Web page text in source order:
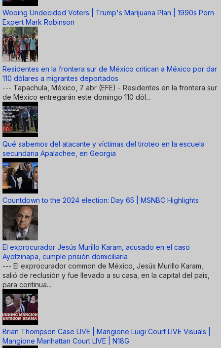
Wooing Undecided Voters | Trump's Marijuana Plan | 1990s Porn
Expert Mark Robinson
Residentes en la frontera sur de México critican a México por dar
110 dólares a migrantes deportados
--- Tapachula, México, 7 abr (EFE) - Residentes en la frontera sur
de México entregarán este domingo 110 dól...
Qué sabemos del atacante y víctimas del tiroteo en la escuela
secundaria Apalachee, en Georgia
Countdown to the 2024 election: Day 65 | MSNBC Highlights
El exprocurador Jesús Murillo Karam, acusado en el caso
Ayotzinapa, cumple prisión domiciliaria
--- El exprocurador common de México, Jesús Murillo Karam,
salió de reclusión y fue llevado a su casa, en la capital del país,
para continua...
Brian Thompson Case LIVE | Mangione Luigi Court LIVE Visuals |
Mangione Manhattan Court LIVE | N18G